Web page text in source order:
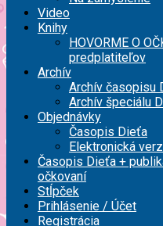
Video
Knihy
HOVORME O
predplatiteľov
Archív
Archív časopisu
Archív špeciálu
Objednávky
Časopis Dieťa
Elektronická
Časopis Dieťa +
očkovaní
Stĺpček
Prihlásenie / Účet
Registrácia